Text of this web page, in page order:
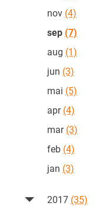
nov (4)
sep (7)
aug (1)
jun (3)
mai (5)
apr(4)
mar(3)
feb (4)
jan (3)
2017 (35)